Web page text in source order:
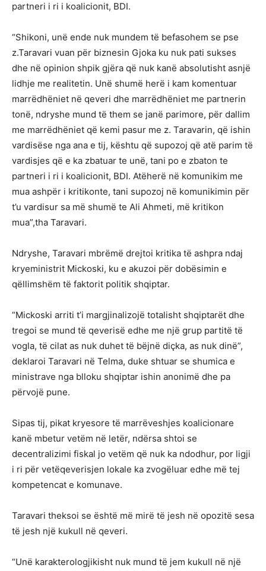
partneri i ri i koalicionit, BDI.
“Shikoni, unë ende nuk mundem të befasohem se pse
z.Taravari vuan për biznesin Gjoka ku nuk pati sukses
dhe në opinion shpik gjëra që nuk kanë absolutisht asnjë
lidhje me realitetin. Unë shumë herë i kam komentuar
marrëdhëniet në qeveri dhe marrëdhëniet me partnerin
tonë, ndryshe mund të them se janë parimore, për dallim
me marrëdhëniet që kemi pasur me z. Taravarin, që ishin
vardisëse nga ana e tij, kështu që supozoj që atë parim të
vardisjes që e ka zbatuar te unë, tani po e zbaton te
partneri i ri i koalicionit, BDI. Atëherë në komunikim me
mua ashpër i kritikonte, tani supozoj në komunikimin për
t’u vardisur sa më shumë te Ali Ahmeti, më kritikon
mua”,tha Taravari.
Ndryshe, Taravari mbrëmë drejtoi kritika të ashpra ndaj
kryeministrit Mickoski, ku e akuzoi për dobësimin e
qëllimshëm të faktorit politik shqiptar.
“Mickoski arriti t’i margjinalizojë totalisht shqiptarët dhe
tregoi se mund të qeverisë edhe me një grup partitë të
vogla, të cilat as nuk duhet të bëjnë diçka, as nuk dinë”,
deklaroi Taravari në Telma, duke shtuar se shumica e
ministrave nga blloku shqiptar ishin anonimë dhe pa
përvojë pune.
Sipas tij, pikat kryesore të marrëveshjes koalicionare
kanë mbetur vetëm në letër, ndërsa shtoi se
decentralizimi fiskal jo vetëm që nuk ka ndodhur, por ligji
i ri për vetëqeverisjen lokale ka zvogëluar edhe më tej
kompetencat e komunave.
Taravari theksoi se është më mirë të jesh në opozitë sesa
të jesh një kukull në qeveri.
“Unë karakterologjikisht nuk mund të jem kukull në një